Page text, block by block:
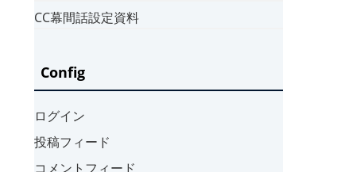
CC幕間話設定資料
Config
ログイン
投稿フィード
コメントフィード